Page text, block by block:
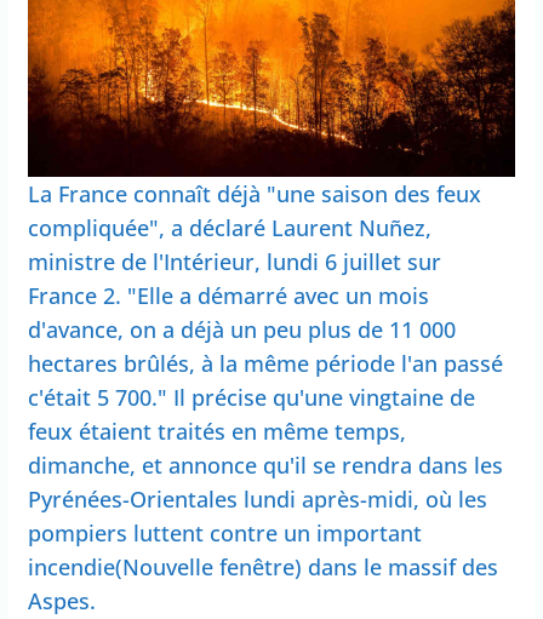
La France connaît déjà "une saison des feux
compliquée", a déclaré Laurent Nuñez,
ministre de l'Intérieur, lundi 6 juillet sur
France 2. "Elle a démarré avec un mois
d'avance, on a déjà un peu plus de 11 000
hectares brûlés, à la même période l'an passé
c'était 5 700." Il précise qu'une vingtaine de
feux étaient traités en même temps,
dimanche, et annonce qu'il se rendra dans les
Pyrénées-Orientales lundi après-midi, où les
pompiers luttent contre un important
incendie(Nouvelle fenêtre) dans le massif des
Aspes.